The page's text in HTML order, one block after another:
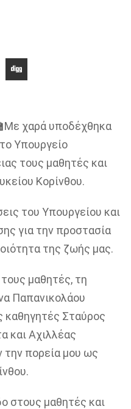
χαρά υποδέχθηκα
Υπουργείο
τους μαθητές και
Κορίνθου.
του Υπουργείου και
για την προστασία
της ζωής μας.
μαθητές, τη
Παπανικολάου
καθηγητές Σταύρος
και Αχιλλέας
την πορεία μου ως
στους μαθητές και